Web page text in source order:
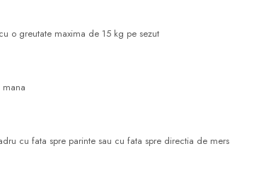
o greutate maxima de 15 kg pe sezut
cu fata spre parinte sau cu fata spre directia de mers